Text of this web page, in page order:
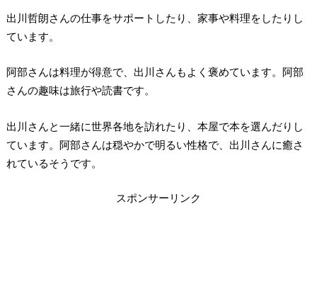
出川哲朗さんの仕事をサポートしたり、家事や料理をしたりし
ています。
阿部さんは料理が得意で、出川さんもよく褒めています。阿部
さんの趣味は旅行や読書です。
出川さんと一緒に世界各地を訪れたり、本屋で本を選んだりし
ています。阿部さんは穏やかで明るい性格で、出川さんに癒さ
れているそうです。
スポンサーリンク